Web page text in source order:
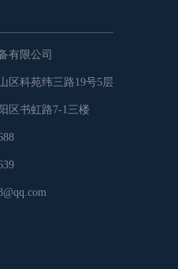
有限公司
区科苑纬三路19号5层
区书虹路7-1三楼